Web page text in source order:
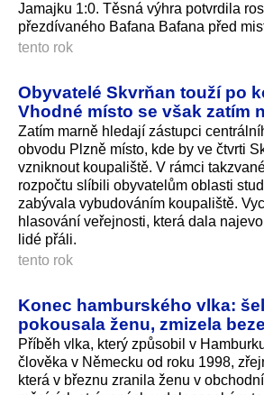
Jamajku 1:0. Těsná výhra potvrdila
přezdívaného Bafana Bafana před
tento rok
Obyvatelé Skvrňan touží po
Vhodné místo se však zatím
Zatím marně hledají zástupci
obvodu Plzně místo, kde by ve čtvrti
vzniknout koupaliště. V rámci
rozpočtu slíbili obyvatelům oblasti
zabývala vybudováním koupaliště.
hlasování veřejnosti, která dala
lidé přáli.
tento rok
Konec hamburského vlka:
pokousala ženu, zmizela
Příběh vlka, který způsobil v
člověka v Německu od roku 1998,
která v březnu zranila ženu v